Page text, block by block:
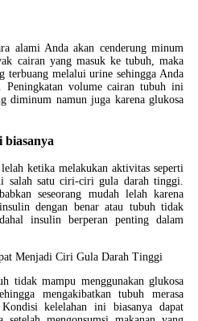
alami Anda akan cenderung minum
cairan yang masuk ke tubuh, maka
terbuang melalui urine sehingga Anda
volume cairan tubuh ini
diminum namun juga karena glukosa
biasanya
ketika melakukan aktivitas seperti
salah satu ciri-ciri gula darah tinggi.
seseorang mudah lelah karena
dengan benar atau tubuh tidak
insulin berperan penting dalam
tidak mampu menggunakan glukosa
mengakibatkan tubuh merasa
kelelahan ini biasanya dapat